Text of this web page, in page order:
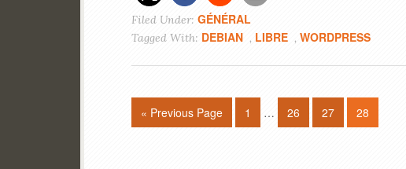
Filed Under: GÉNÉRAL
Tagged With: DEBIAN , LIBRE , WORDPRESS
« Previous Page 1 … 26 27 28